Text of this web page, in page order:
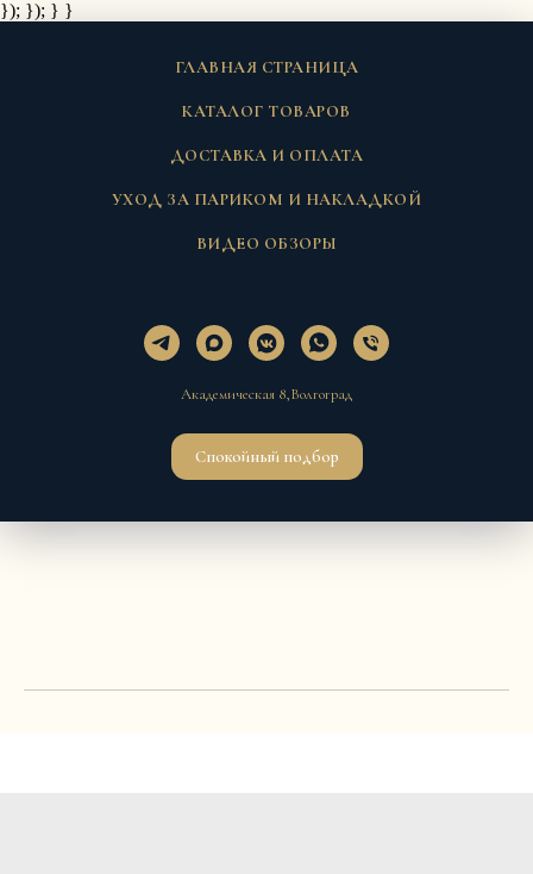
}); }); } }
ГЛАВНАЯ СТРАНИЦА
КАТАЛОГ ТОВАРОВ
ДОСТАВКА И ОПЛАТА
УХОД ЗА ПАРИКОМ И НАКЛАДКОЙ
ВИДЕО ОБЗОРЫ
Академическая 8,Волгоград
Спокойный подбор